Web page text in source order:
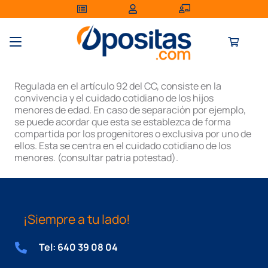
Regulada en el artículo 92 del CC, consiste en la
convivencia y el cuidado cotidiano de los hijos
menores de edad. En caso de separación por ejemplo,
se puede acordar que esta se establezca de forma
compartida por los progenitores o exclusiva por uno de
ellos. Esta se centra en el cuidado cotidiano de los
menores. (consultar patria potestad).
¡Siempre a tu lado!
Tel: 640 39 08 04